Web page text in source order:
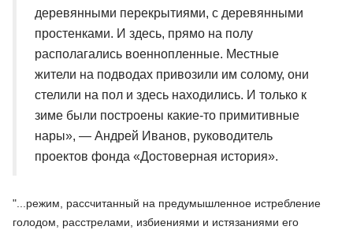
деревянными перекрытиями, с деревянными
простенками. И здесь, прямо на полу
располагались военнопленные. Местные
жители на подводах привозили им солому, они
стелили на пол и здесь находились. И только к
зиме были построены какие-то примитивные
нары», — Андрей Иванов, руководитель
проектов фонда «Достоверная история».
"...режим, рассчитанный на предумышленное истребление
голодом, расстрелами, избиениями и истязаниями его